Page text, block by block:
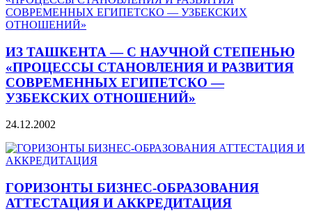
ИЗ ТАШКЕНТА — С НАУЧНОЙ СТЕПЕНЬЮ
«ПРОЦЕССЫ СТАНОВЛЕНИЯ И РАЗВИТИЯ
СОВРЕМЕННЫХ ЕГИПЕТСКО —
УЗБЕКСКИХ ОТНОШЕНИЙ»
24.12.2002
ГОРИЗОНТЫ БИЗНЕС-ОБРАЗОВАНИЯ
АТТЕСТАЦИЯ И АККРЕДИТАЦИЯ